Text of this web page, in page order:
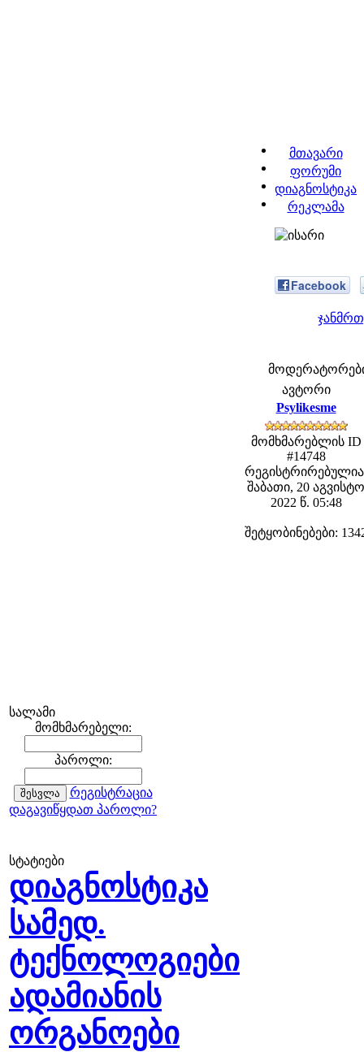
მთავარი
ფორუმი
დიაგნოსტიკა
რეკლამა
სალამი
მომხმარებელი:
პაროლი:
რეგისტრაცია
დაგავიწყდათ პაროლი?
სტატიები
დიაგნოსტიკა
სამედ.
ტექნოლოგიები
ადამიანის
ორგანოები
Facebook
მოდერატორები:
ავტორი
Psylikesme
მომხმარებლის ID
#14748
შაბათი, 20 აგვისტო
2022 წ. 05:48
შეტყობინებები: